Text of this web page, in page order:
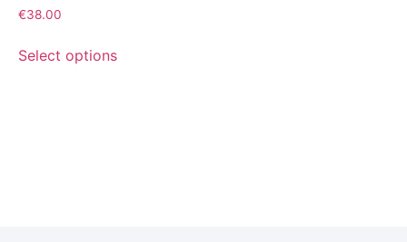
€38.00
Select options